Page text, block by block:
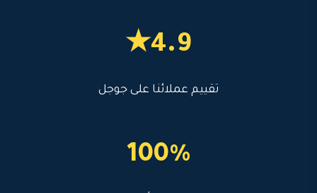
4.9★
تقييم عملائنا على جوجل
100%